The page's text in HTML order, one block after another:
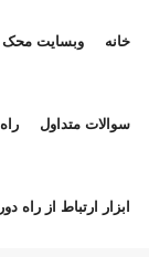
خانه وبسایت محک
سوالات متداول
ابزار ارتباط از راه